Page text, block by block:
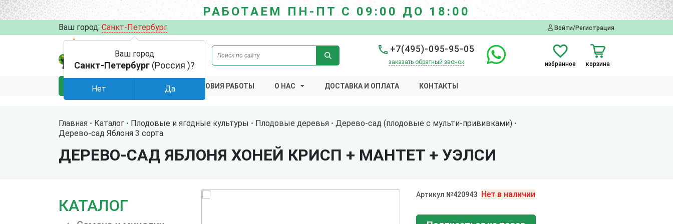
РАБОТАЕМ ПН-ПТ С 09:00 ДО 18:00
Ваш город: Санкт-Петербург Войти/Регистрация
+7(495)-095-95-05
заказать обратный звонок избранное корзина
КАТАЛОГ АКЦИИ УСЛОВИЯ РАБОТЫ О НАС ДОСТАВКА И ОПЛАТА КОНТАКТЫ
Главная Каталог Плодовые и ягодные культуры Плодовые деревья
Дерево-сад (плодовые с мульти-прививками)
Дерево-сад Яблоня 3 сорта
ДЕРЕВО-САД ЯБЛОНЯ ХОНЕЙ КРИСП + МАНТЕТ + УЭЛСИ
КАТАЛОГ
Артикул №420943 Нет в наличии
Ваш город
Санкт-Петербург (Россия )?
Нет Да